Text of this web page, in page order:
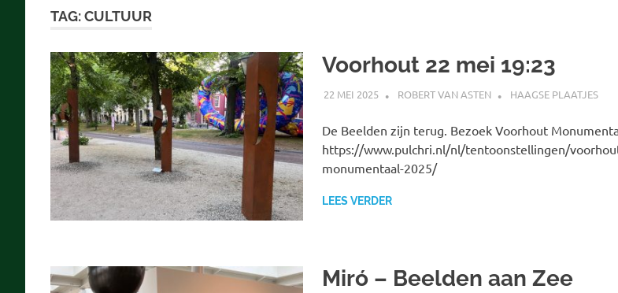
TAG:CULTUUR
Voorhout 22 mei 19:23
22 MEI 2025 ROBERT VAN ASTEN HAAGSE PLAATJES
De Beelden zijn terug. Bezoek Voorhout
https://www.pulchri.nl/nl/tentoonstellingen/
monumentaal-2025/
LEES VERDER
Miró – Beelden aan Zee